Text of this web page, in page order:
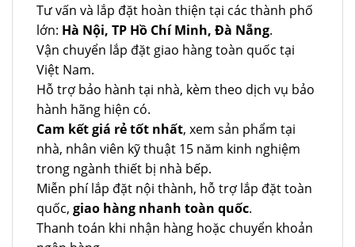
Tư vấn và lắp đặt hoàn thiện tại các thành phố
lớn: Hà Nội, TP Hồ Chí Minh, Đà Nẵng.
Vận chuyển lắp đặt giao hàng toàn quốc tại
Việt Nam.
Hỗ trợ bảo hành tại nhà, kèm theo dịch vụ bảo
hành hãng hiện có.
Cam kết giá rẻ tốt nhất, xem sản phẩm tại
nhà, nhân viên kỹ thuật 15 năm kinh nghiệm
trong ngành thiết bị nhà bếp.
Miễn phí lắp đặt nội thành, hỗ trợ lắp đặt toàn
quốc, giao hàng nhanh toàn quốc.
Thanh toán khi nhận hàng hoặc chuyển khoản